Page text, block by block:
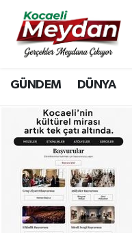
GÜNDEM DÜNYA
Nöbetçi
Hava Durumu
Trafik Durumu
Süper Lig Puan
Tüm Manşetler
Son Dakika